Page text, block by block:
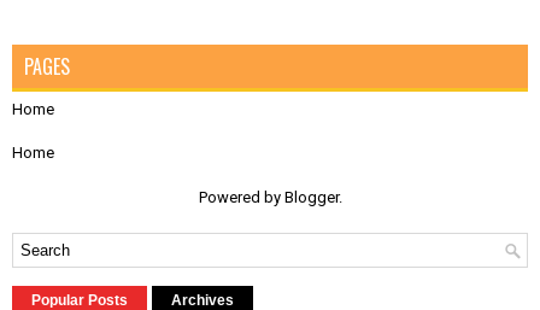
PAGES
Home
Home
Powered by Blogger.
Popular Posts Archives